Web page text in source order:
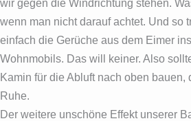
wir gegen die Windrichtung stehen.
wenn man nicht darauf achtet. Und so
einfach die Gerüche aus dem Eimer
Wohnmobils. Das will keiner. Also
Kamin für die Abluft nach oben bauen,
Ruhe.
Der weitere unschöne Effekt unserer